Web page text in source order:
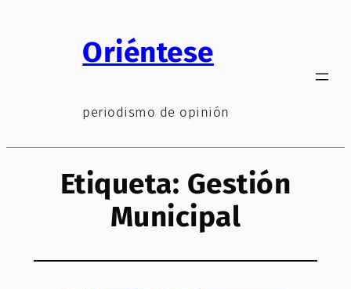
Oriéntese
periodismo de opinión
Etiqueta: Gestión
Municipal